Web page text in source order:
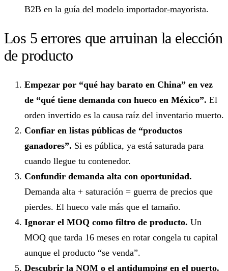
B2B en la guía del modelo importador-mayorista.
Los 5 errores que arruinan la elección
de producto
Empezar por “qué hay barato en China” en vez
de “qué tiene demanda con hueco en México”. El
orden invertido es la causa raíz del inventario muerto.
Confiar en listas públicas de “productos
ganadores”. Si es pública, ya está saturada para
cuando llegue tu contenedor.
Confundir demanda alta con oportunidad.
Demanda alta + saturación = guerra de precios que
pierdes. El hueco vale más que el tamaño.
Ignorar el MOQ como filtro de producto. Un
MOQ que tarda 16 meses en rotar congela tu capital
aunque el producto “se venda”.
Descubrir la NOM o el antidumping en el puerto.